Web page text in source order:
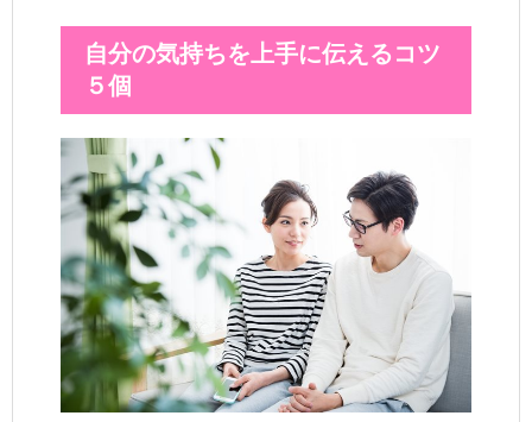
自分の気持ちを上手に伝えるコツ
５個